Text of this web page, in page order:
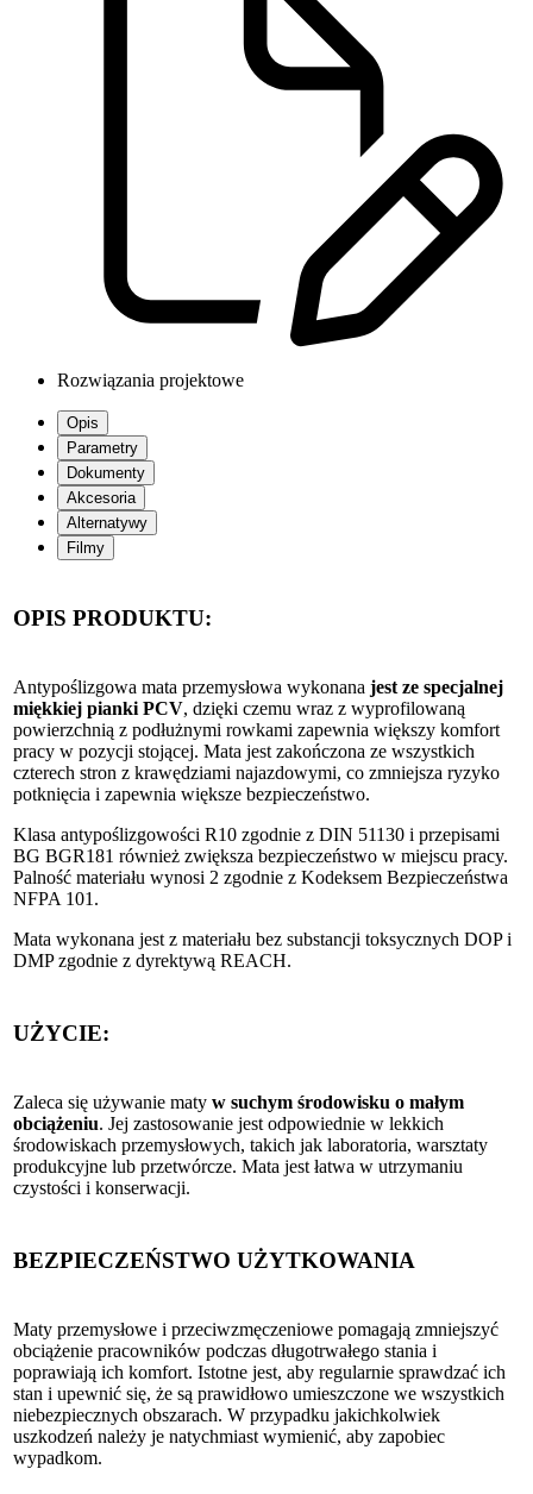
Rozwiązania projektowe
Opis
Parametry
Dokumenty
Akcesoria
Alternatywy
Filmy
OPIS PRODUKTU:
Antypoślizgowa mata przemysłowa wykonana jest ze specjalnej
miękkiej pianki PCV, dzięki czemu wraz z wyprofilowaną
powierzchnią z podłużnymi rowkami zapewnia większy komfort
pracy w pozycji stojącej. Mata jest zakończona ze wszystkich
czterech stron z krawędziami najazdowymi, co zmniejsza ryzyko
potknięcia i zapewnia większe bezpieczeństwo.
Klasa antypoślizgowości R10 zgodnie z DIN 51130 i przepisami
BG BGR181 również zwiększa bezpieczeństwo w miejscu pracy.
Palność materiału wynosi 2 zgodnie z Kodeksem Bezpieczeństwa
NFPA 101.
Mata wykonana jest z materiału bez substancji toksycznych DOP i
DMP zgodnie z dyrektywą REACH.
UŻYCIE:
Zaleca się używanie maty w suchym środowisku o małym
obciążeniu. Jej zastosowanie jest odpowiednie w lekkich
środowiskach przemysłowych, takich jak laboratoria, warsztaty
produkcyjne lub przetwórcze. Mata jest łatwa w utrzymaniu
czystości i konserwacji.
BEZPIECZEŃSTWO UŻYTKOWANIA
Maty przemysłowe i przeciwzmęczeniowe pomagają zmniejszyć
obciążenie pracowników podczas długotrwałego stania i
poprawiają ich komfort. Istotne jest, aby regularnie sprawdzać ich
stan i upewnić się, że są prawidłowo umieszczone we wszystkich
niebezpiecznych obszarach. W przypadku jakichkolwiek
uszkodzeń należy je natychmiast wymienić, aby zapobiec
wypadkom.